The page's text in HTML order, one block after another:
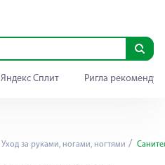
Яндекс Сплит Ригла
Уход за руками, ногами, ногтями